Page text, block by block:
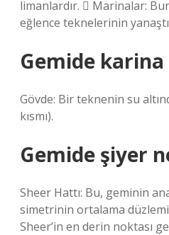
limanlardır.  Marinalar:
eğlence teknelerinin
Gemide
Gövde: Bir teknenin su
kısmı).
Gemide şiyer
Sheer Hattı: Bu, geminin
simetrinin ortalama
Sheer’in en derin noktası